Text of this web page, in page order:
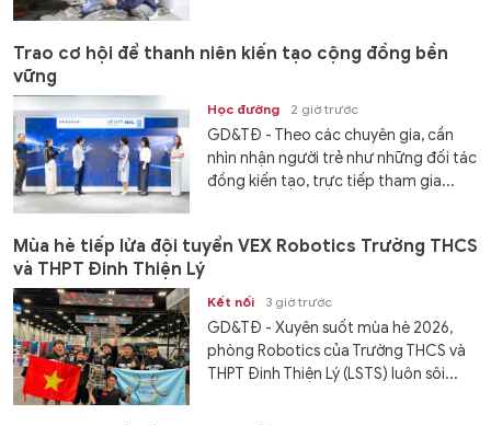
Trao cơ hội để thanh niên kiến tạo cộng đồng bền
vững
Học đường 2 giờ trước
GD&TĐ - Theo các chuyên gia, cần
nhìn nhận người trẻ như những đối tác
đồng kiến tạo, trực tiếp tham gia...
Mùa hè tiếp lửa đội tuyển VEX Robotics Trường THCS
và THPT Đinh Thiện Lý
Kết nối 3 giờ trước
GD&TĐ - ​​Xuyên suốt mùa hè 2026,
phòng Robotics của Trường THCS và
THPT Đinh Thiện Lý (LSTS) luôn sôi...